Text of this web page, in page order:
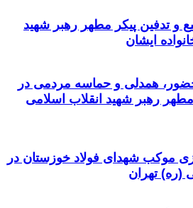
و تدفین پیکر مطهر رهبر شهید
ایشان
همدلی و حماسه مردمی در
رهبر شهید انقلاب اسلامی
موکب شهدای فولاد خوزستان در
(ره) تهران